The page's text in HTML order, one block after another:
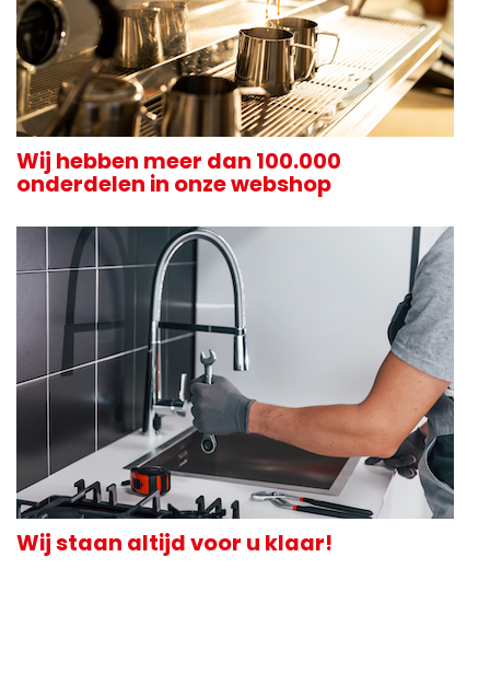
Wij hebben meer dan 100.000
onderdelen in onze webshop
Wij staan altijd voor u klaar!